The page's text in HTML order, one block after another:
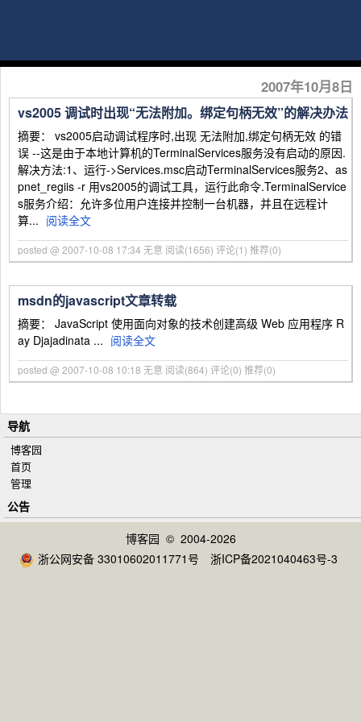
2007年10月8日
vs2005 调试时出现“无法附加。绑定句柄无效”的解决办法
摘要： vs2005启动调试程序时,出现 无法附加,绑定句柄无效 的错
误 --这是由于本地计算机的TerminalServices服务没有启动的原因.
解决方法:1、运行->Services.msc启动TerminalServices服务2、as
pnet_regiis -r 用vs2005的调试工具，运行此命令.TerminalService
s服务介绍：允许多位用户连接并控制一台机器，并且在远程计
算... 阅读全文
posted @ 2007-10-08 17:34 无意 阅读(1656) 评论(1) 推荐(0)
msdn的javascript文章转载
摘要： JavaScript 使用面向对象的技术创建高级 Web 应用程序 R
ay Djajadinata ... 阅读全文
posted @ 2007-10-08 10:18 无意 阅读(864) 评论(0) 推荐(0)
导航
博客园
首页
管理
公告
博客园 © 2004-2026
浙公网安备 33010602011771号
浙ICP备2021040463号-3